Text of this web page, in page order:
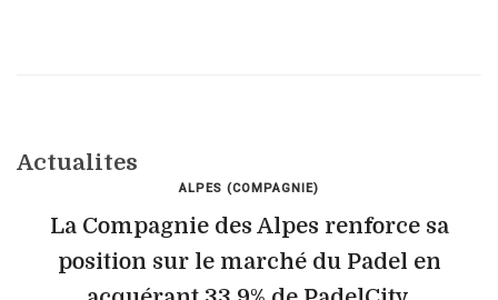
Actualites
ALPES (COMPAGNIE)
La Compagnie des Alpes renforce sa
position sur le marché du Padel en